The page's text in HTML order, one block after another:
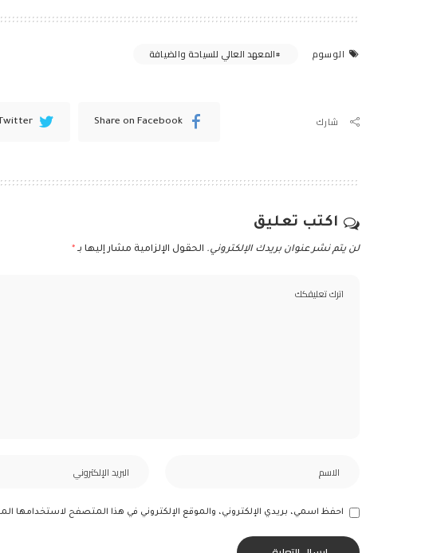
الوسوم المعهد العالي للسياحة والضيافة
شارك Share on Facebook
اكتب تعليق
لن يتم نشر عنوان بريدك الإلكتروني. الحقول الإلزامية مشار إليها بـ *
احفظ اسمي، بريدي الإلكتروني، والموقع الإلكتروني في هذا المتصفح لاستخدامها